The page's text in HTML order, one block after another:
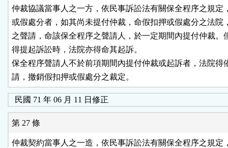
仲裁協議當事人之一方，依民事訴訟法有關保全程序之規定
或假處分者，如其尚未提付仲裁，命假扣押或假處分之法院
之聲請，命該保全程序之聲請人，於一定期間內提付仲裁。
得提起訴訟時，法院亦得命其起訴。
保全程序聲請人不於前項期間內提付仲裁或起訴者，法院得
民國 71 年 06 月 11 日修正
第 27 條
仲裁契約當事人之一造，依民事訴訟法有關保全程序之規定